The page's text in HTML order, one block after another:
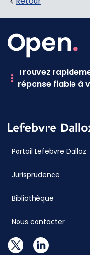
Trouvez
réponse fiable à
Portail Lefebvre Dalloz
Jurisprudence
Bibliothèque
Nous contacter